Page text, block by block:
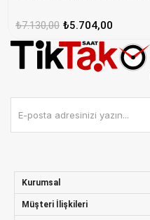
₺5.704,00
₺7.130,00
Kurumsal
Müşteri İlişkileri